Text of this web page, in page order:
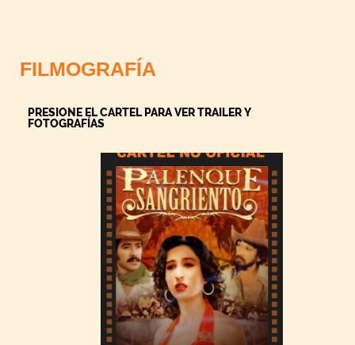
FILMOGRAFÍA
PRESIONE EL CARTEL PARA VER TRAILER Y
FOTOGRAFÍAS